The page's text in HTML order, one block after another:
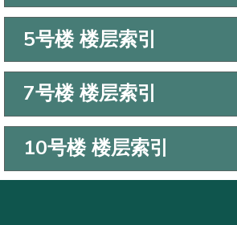
5号楼 楼层索引
7号楼 楼层索引
10号楼 楼层索引